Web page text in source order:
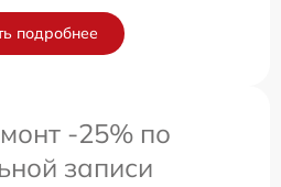
подробнее
-25% по
записи